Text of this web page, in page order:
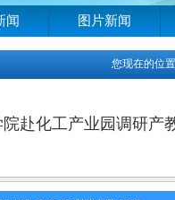
闻 图片新闻
您现在的位
赴化工产业园调研产